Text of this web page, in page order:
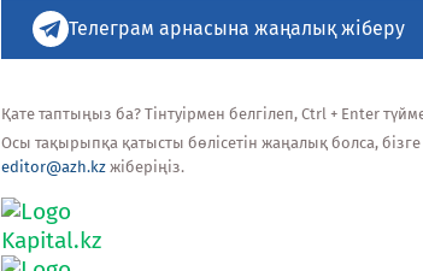
Телеграм арнасына жаңалық жіберу
Қате таптыңыз ба? Тінтуірмен белгілеп, Ctrl + Enter
Осы тақырыпқа қатысты бөлісетін жаңалық болса,
editor@azh.kz жіберіңіз.